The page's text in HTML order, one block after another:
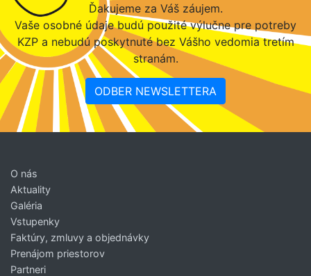
Ďakujeme za Váš záujem.
Vaše osobné údaje budú použité výlučne pre potreby
KZP a nebudú poskytnuté bez Vášho vedomia tretím
stranám.
ODBER NEWSLETTERA
O nás
Aktuality
Galéria
Vstupenky
Faktúry, zmluvy a objednávky
Prenájom priestorov
Partneri